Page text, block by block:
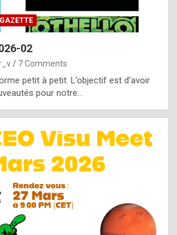
b
y
g
e
n
u
i
n
e
R
o
GAZETTE
02
7 Comments
petit à petit. L’objectif est d’avoir
pour notre…